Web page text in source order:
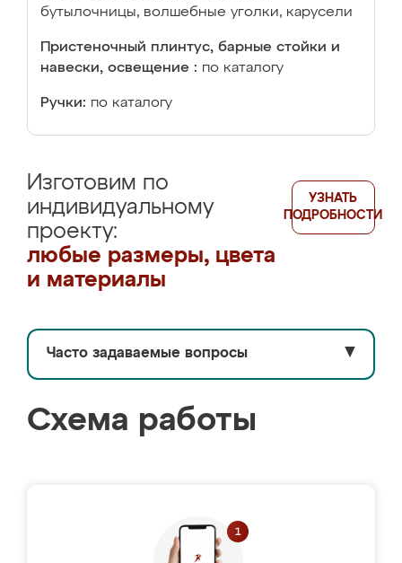
бутылочницы, волшебные уголки, карусели
Пристеночный плинтус, барные стойки и
навески, освещение : по каталогу
Ручки: по каталогу
Изготовим по
индивидуальному
проекту:
любые размеры, цвета
и материалы
УЗНАТЬ
ПОДРОБНОСТИ
Часто задаваемые вопросы ▼
Схема работы